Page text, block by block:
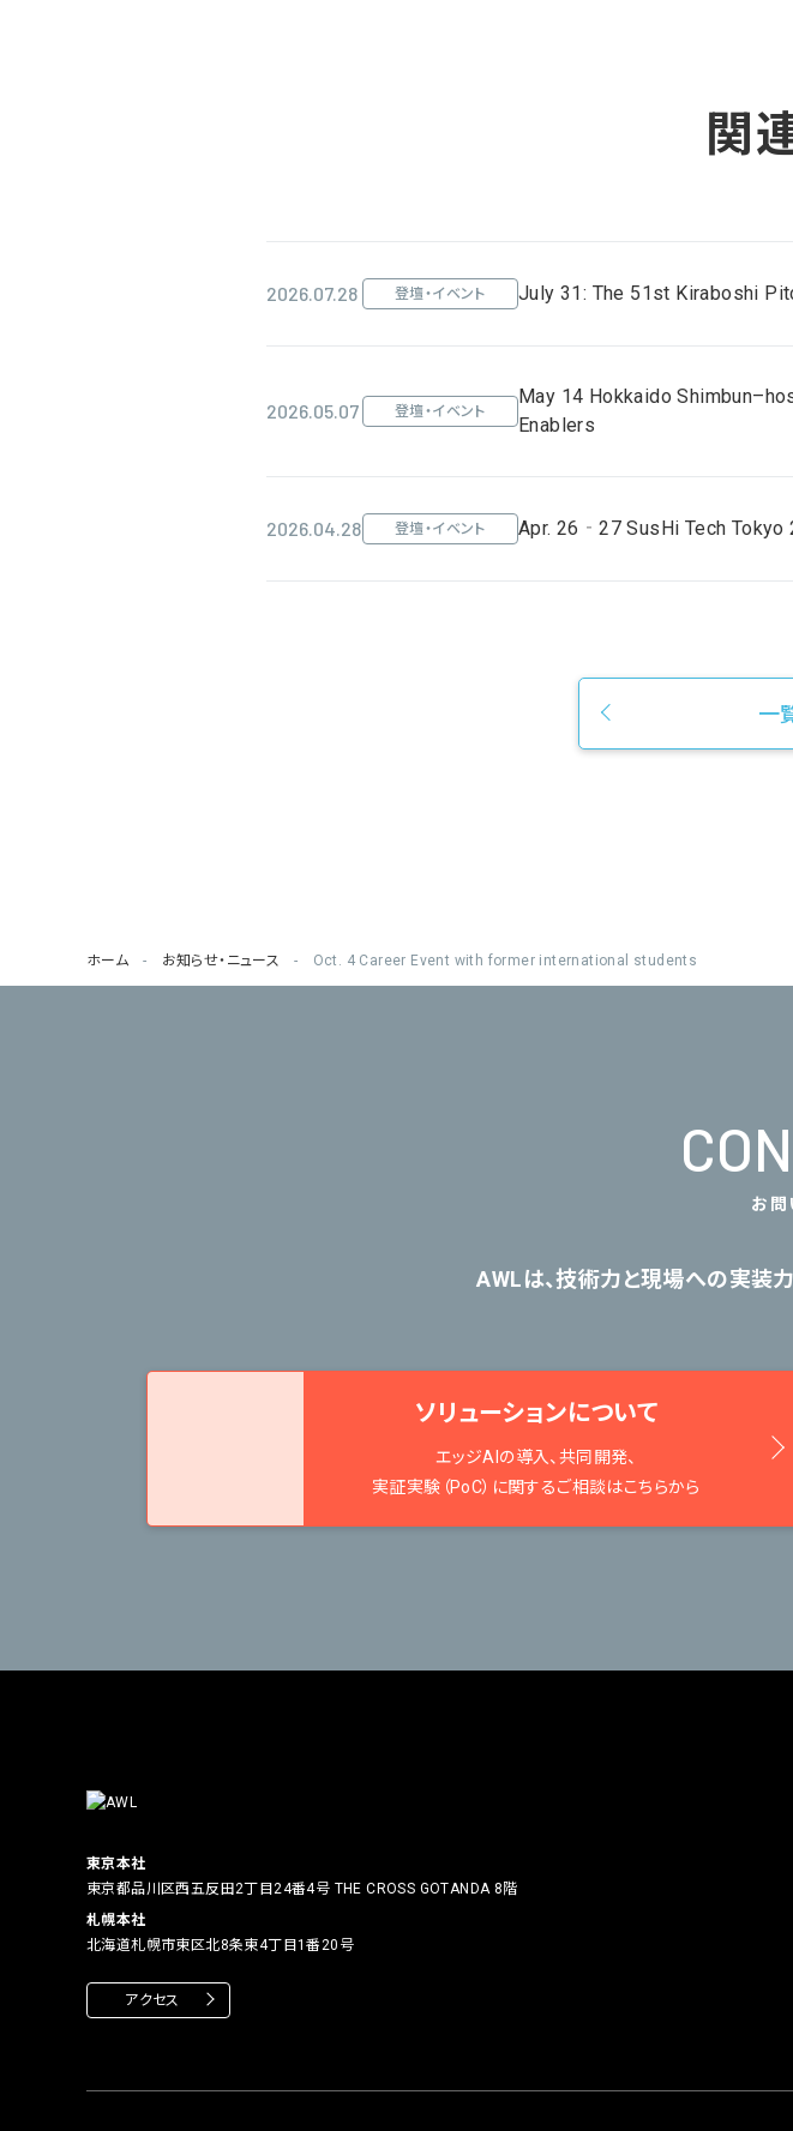
関
2026.07.28 登壇・イベント July 31: The 51st Kiraboshi
2026.05.07 登壇・イベント
May 14 Hokkaido
Enablers
2026.04.28 登壇・イベント Apr. 26‐27 SusHi Tech Tokyo
一
ホーム お知らせ・ニュース Oct. 4 Career Event with former international students
お問
AWLは、技術力と現場への実装力
ソリューションについて
エッジAIの導入、共同開発、
実証実験（PoC）に関するご相談はこちらから
東京本社
東京都品川区西五反田2丁目24番4号 THE CROSS GOTANDA 8階
札幌本社
北海道札幌市東区北8条東4丁目1番20号
アクセス